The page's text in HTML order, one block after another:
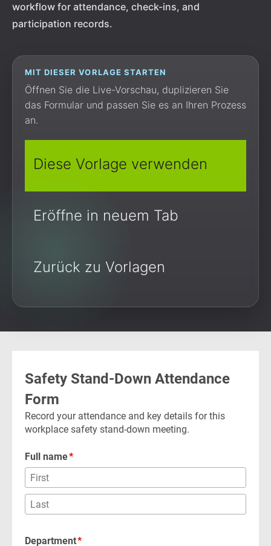
workflow for attendance, check-ins, and
participation records.
MIT DIESER VORLAGE STARTEN
Öffnen Sie die Live-Vorschau, duplizieren Sie
das Formular und passen Sie es an Ihren Prozess
an.
Diese Vorlage verwenden
Eröffne in neuem Tab
Zurück zu Vorlagen